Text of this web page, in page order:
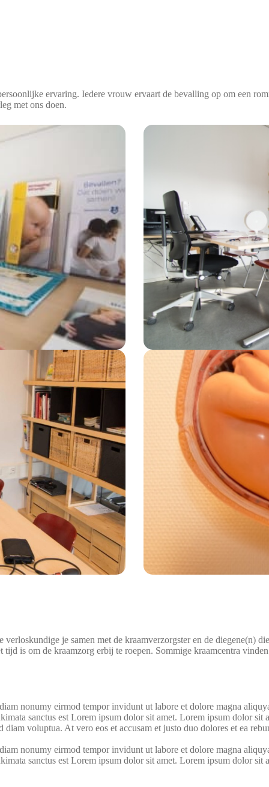
ervaring. Iedere vrouw ervaart de bevalling op om een
met ons doen.
je samen met de kraamverzorgster en de diegene(n)
tijd is om de kraamzorg erbij te roepen. Sommige kraamcentra
nonumy eirmod tempor invidunt ut labore et dolore magna
sanctus est Lorem ipsum dolor sit amet. Lorem ipsum dolor
voluptua. At vero eos et accusam et justo duo dolores et ea
nonumy eirmod tempor invidunt ut labore et dolore magna
sanctus est Lorem ipsum dolor sit amet. Lorem ipsum dolor sit